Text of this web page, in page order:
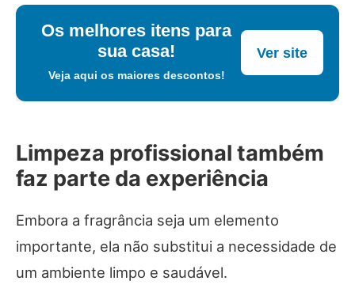
Os melhores itens para
sua casa!
Veja aqui os maiores descontos!
Ver site
Limpeza profissional também
faz parte da experiência
Embora a fragrância seja um elemento
importante, ela não substitui a necessidade de
um ambiente limpo e saudável.